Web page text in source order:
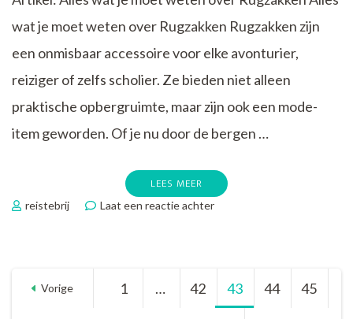
wat je moet weten over Rugzakken Rugzakken zijn
een onmisbaar accessoire voor elke avonturier,
reiziger of zelfs scholier. Ze bieden niet alleen
praktische opbergruimte, maar zijn ook een mode-
item geworden. Of je nu door de bergen …
LEES MEER
reistebrij Laat een reactie achterop
van
Moderne
Rugzakken:
Berichten
Vorige Pagina
1 … Pagina
42 Pagina
43 Pagina
44 Pagina
45